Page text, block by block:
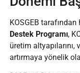
KOSGEB
Destek Programı,
üretim
artırmaya yönelik